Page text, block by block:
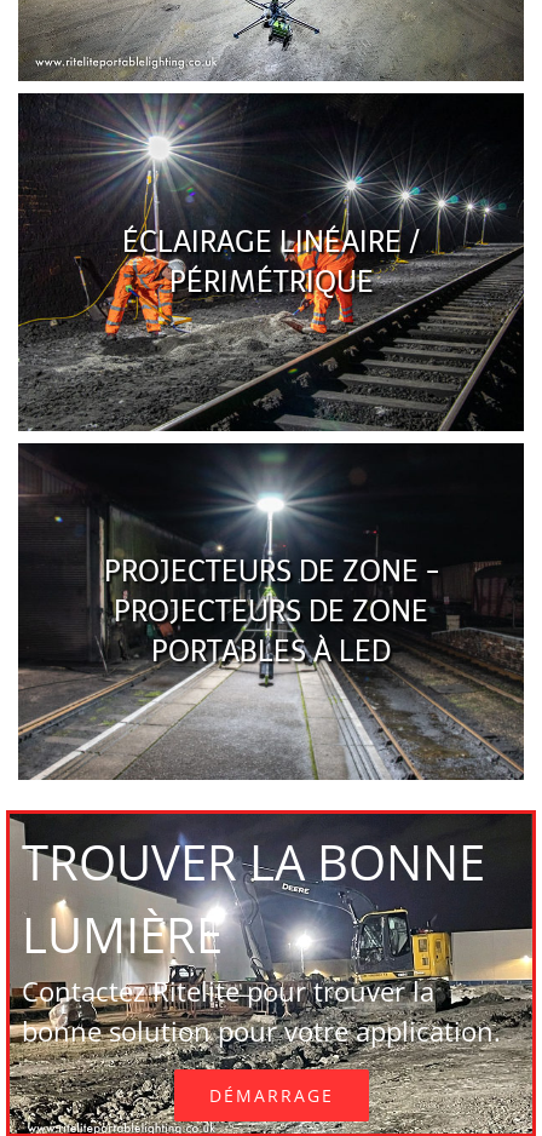
ÉCLAIRAGE LINÉAIRE /
PÉRIMÉTRIQUE
PROJECTEURS DE ZONE -
PROJECTEURS DE ZONE
PORTABLES À LED
TROUVER LA BONNE
LUMIÈRE
Contactez Ritelite pour trouver la
bonne solution pour votre application.
DÉMARRAGE